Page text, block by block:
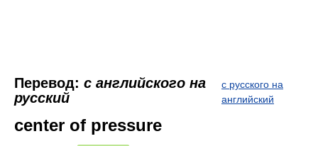
Перевод: с английского на
русский
с русского на
английский
center of pressure